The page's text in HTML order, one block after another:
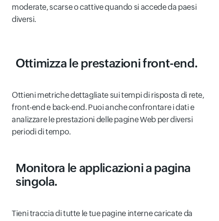
moderate, scarse o cattive quando si accede da paesi
diversi.
Ottimizza le prestazioni front-end.
Ottieni metriche dettagliate sui tempi di risposta di rete,
front-end e back-end. Puoi anche confrontare i dati e
analizzare le prestazioni delle pagine Web per diversi
periodi di tempo.
Monitora le applicazioni a pagina
singola.
Tieni traccia di tutte le tue pagine interne caricate da